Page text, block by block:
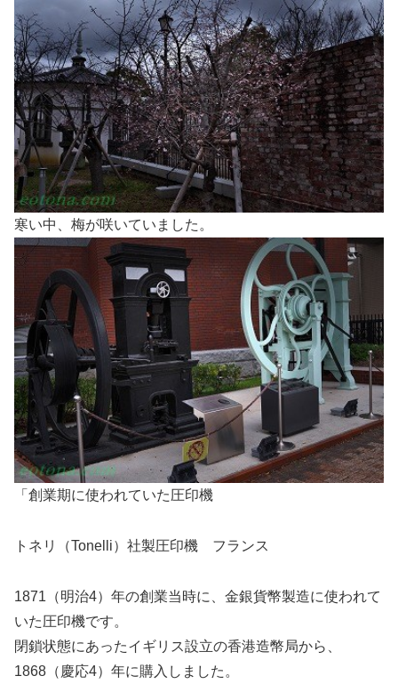
寒い中、梅が咲いていました。
「創業期に使われていた圧印機
トネリ（Tonelli）社製圧印機 フランス
1871（明治4）年の創業当時に、金銀貨幣製造に使われて
いた圧印機です。
閉鎖状態にあったイギリス設立の香港造幣局から、
1868（慶応4）年に購入しました。